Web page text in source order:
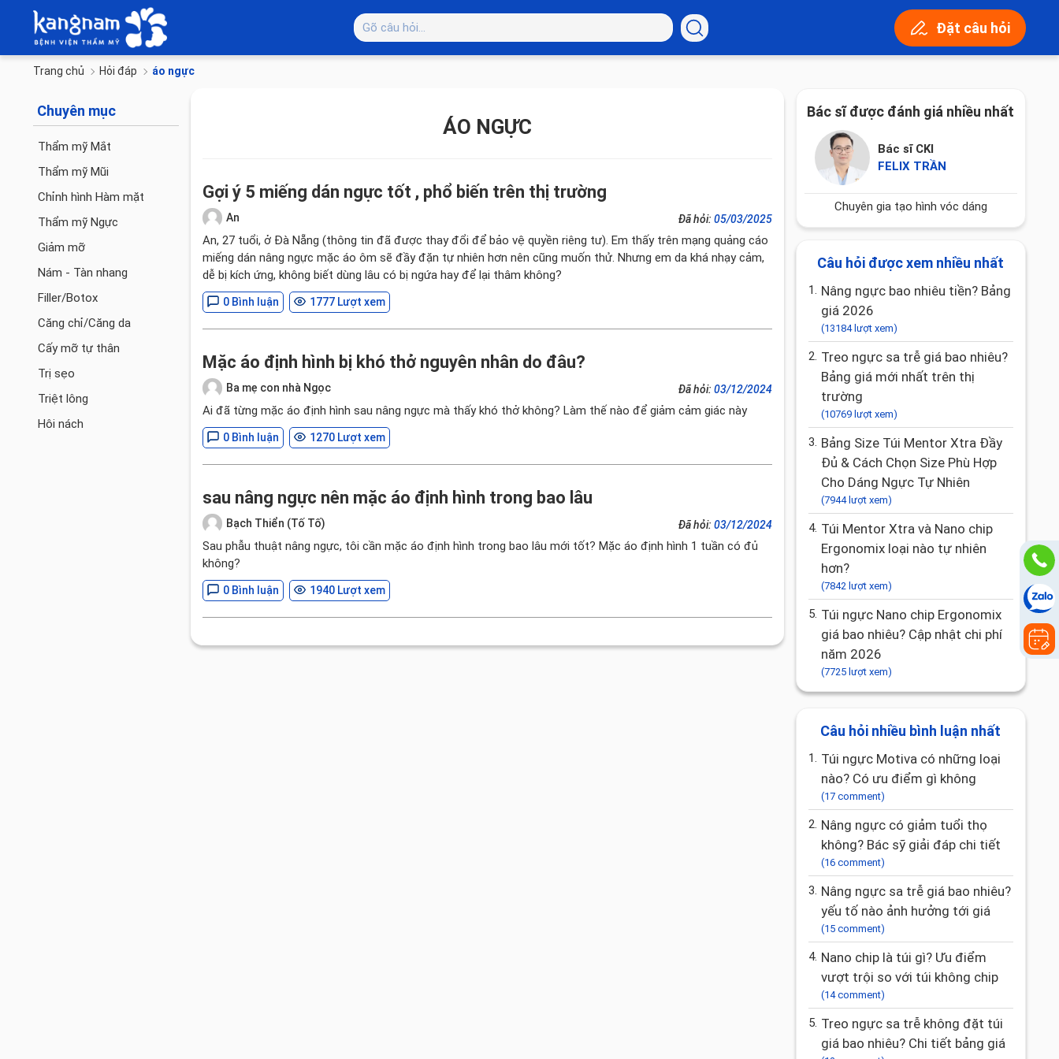
Đặt câu hỏi
Trang chủ Hỏi đáp áo ngực
Chuyên mục
Thẩm mỹ Mắt
Thẩm mỹ Mũi
Chỉnh hình Hàm mặt
Thẩm mỹ Ngực
Giảm mỡ
Nám - Tàn nhang
Filler/Botox
Căng chỉ/Căng da
Cấy mỡ tự thân
Trị sẹo
Triệt lông
Hôi nách
ÁO NGỰC
Gợi ý 5 miếng dán ngực tốt , phổ biến trên thị trường
An Đã hỏi: 05/03/2025
An, 27 tuổi, ở Đà Nẵng (thông tin đã được thay đổi để bảo vệ quyền riêng tư). Em thấy trên mạng quảng cáo
miếng dán nâng ngực mặc áo ôm sẽ đầy đặn tự nhiên hơn nên cũng muốn thử. Nhưng em da khá nhạy cảm,
dễ bị kích ứng, không biết dùng lâu có bị ngứa hay để lại thâm không?
0 Bình luận 1777 Lượt xem
Mặc áo định hình bị khó thở nguyên nhân do đâu?
Ba mẹ con nhà Ngọc Đã hỏi: 03/12/2024
Ai đã từng mặc áo định hình sau nâng ngực mà thấy khó thở không? Làm thế nào để giảm cảm giác này
0 Bình luận 1270 Lượt xem
sau nâng ngực nên mặc áo định hình trong bao lâu
Bạch Thiển (Tố Tố) Đã hỏi: 03/12/2024
Sau phẫu thuật nâng ngực, tôi cần mặc áo định hình trong bao lâu mới tốt? Mặc áo định hình 1 tuần có đủ
không?
0 Bình luận 1940 Lượt xem
Bác sĩ được đánh giá nhiều nhất
Bác sĩ CKI
FELIX TRẦN
Chuyên gia tạo hình vóc dáng
Câu hỏi được xem nhiều nhất
1. Nâng ngực bao nhiêu tiền? Bảng
giá 2026
(13184 lượt xem)
2. Treo ngực sa trễ giá bao nhiêu?
Bảng giá mới nhất trên thị
trường
(10769 lượt xem)
3. Bảng Size Túi Mentor Xtra Đầy
Đủ & Cách Chọn Size Phù Hợp
Cho Dáng Ngực Tự Nhiên
(7944 lượt xem)
4. Túi Mentor Xtra và Nano chip
Ergonomix loại nào tự nhiên
hơn?
(7842 lượt xem)
5. Túi ngực Nano chip Ergonomix
giá bao nhiêu? Cập nhật chi phí
năm 2026
(7725 lượt xem)
Câu hỏi nhiều bình luận nhất
1. Túi ngực Motiva có những loại
nào? Có ưu điểm gì không
(17 comment)
2. Nâng ngực có giảm tuổi thọ
không? Bác sỹ giải đáp chi tiết
(16 comment)
3. Nâng ngực sa trễ giá bao nhiêu?
yếu tố nào ảnh hưởng tới giá
(15 comment)
4. Nano chip là túi gì? Ưu điểm
vượt trội so với túi không chip
(14 comment)
5. Treo ngực sa trễ không đặt túi
giá bao nhiêu? Chi tiết bảng giá